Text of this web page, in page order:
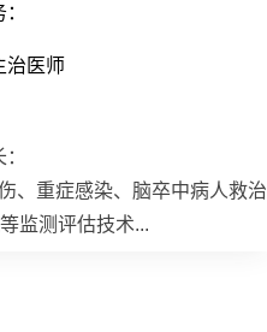
治医师
、重症感染、脑卒中病人救治
监测评估技术...